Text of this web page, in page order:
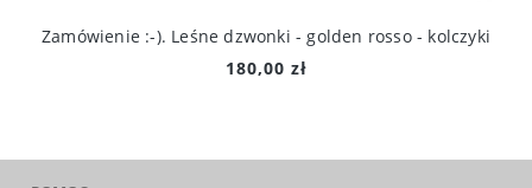
Zamówienie :-). Leśne dzwonki - golden rosso - kolczyki
180,00 zł